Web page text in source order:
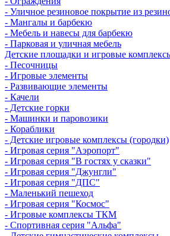
- Уличное резиновое покрытие из
- Мангалы и барбекю
- Мебель и навесы для барбекю
- Парковая и уличная мебель
Детские площадки и игровые
- Песочницы
- Игровые элементы
- Развивающие элементы
- Качели
- Детские горки
- Машинки и паровозики
- Кораблики
- Детские игровые комплексы (городки)
- Игровая серия "Аэропорт"
- Игровая серия "В гостях у сказки"
- Игровая серия "Джунгли"
- Игровая серия "ДПС"
- Маленький пешеход
- Игровая серия "Космос"
- Игровые комплексы ТКМ
- Спортивная серия "Альфа"